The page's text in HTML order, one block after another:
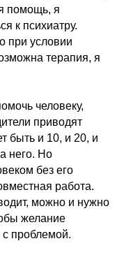
помощь, я
к психиатру.
при условии
терапия, я
человеку,
приводят
быть и 10, и 20, и
него. Но
без его
работа.
можно и нужно
желание
проблемой.